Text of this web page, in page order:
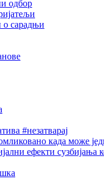
одбор
сарадњи
#незатварај
када може
ефекти сузбијања